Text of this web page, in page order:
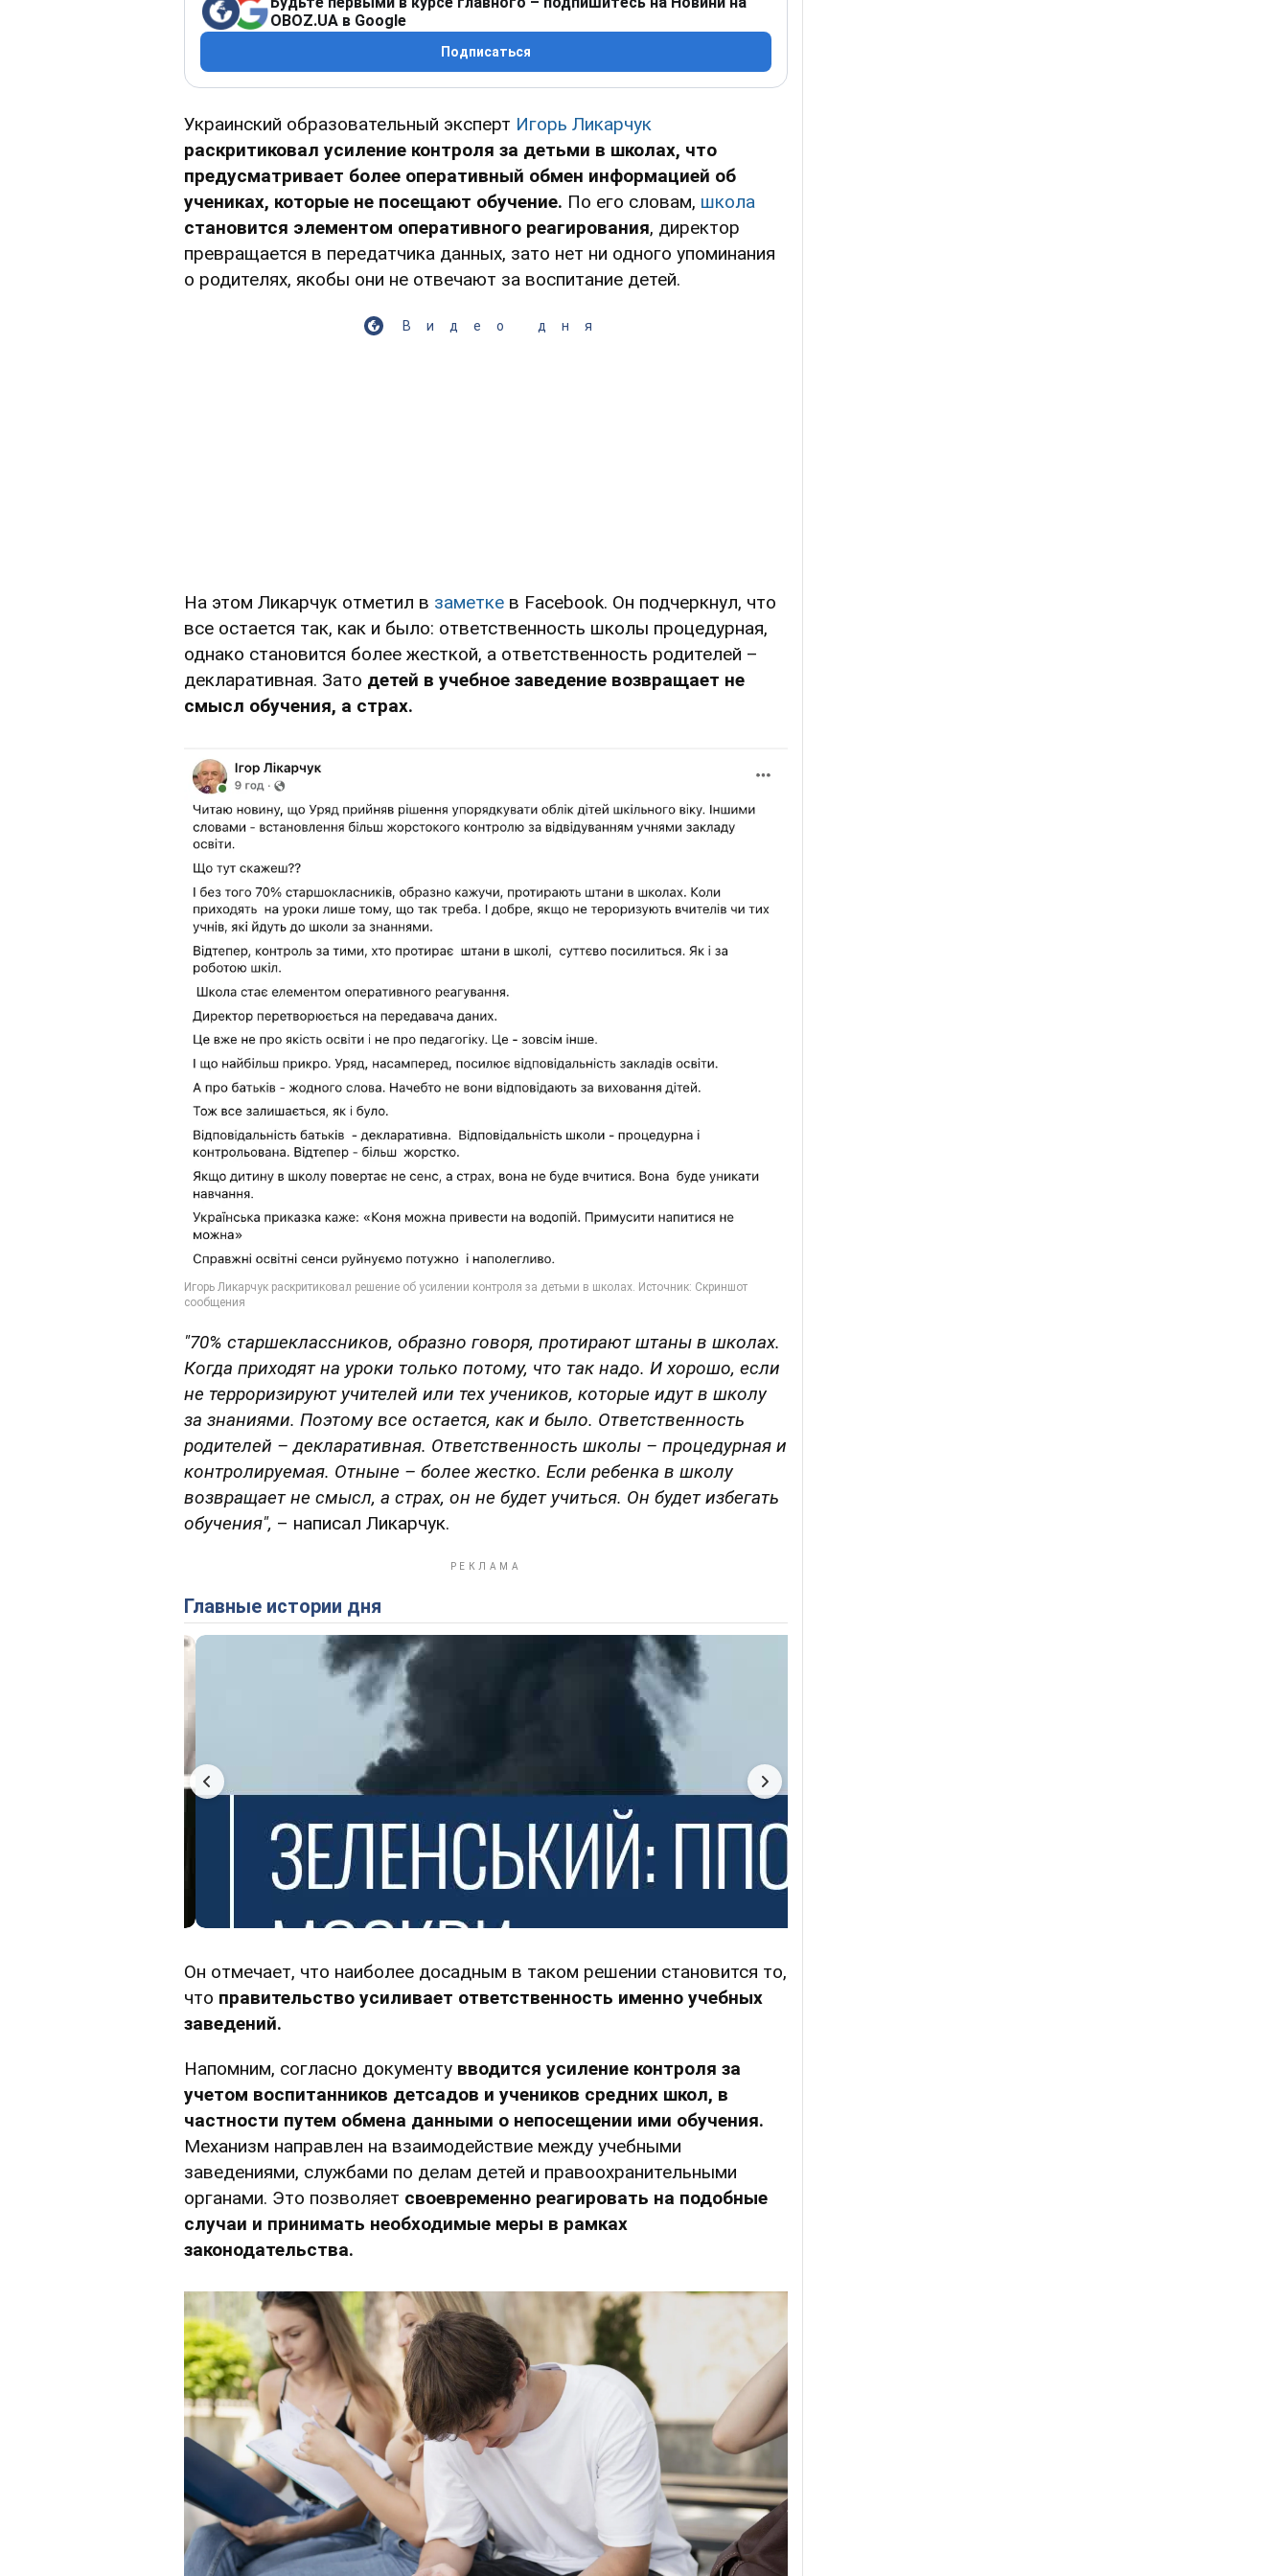
OBOZ.UA в Google
Подписаться
Украинский образовательный эксперт Игорь Ликарчук
раскритиковал усиление контроля за детьми в школах, что
предусматривает более оперативный обмен информацией об
учениках, которые не посещают обучение. По его словам, школа
становится элементом оперативного реагирования, директор
превращается в передатчика данных, зато нет ни одного упоминания
о родителях, якобы они не отвечают за воспитание детей.
Видео дня
На этом Ликарчук отметил в заметке в Facebook. Он подчеркнул, что
все остается так, как и было: ответственность школы процедурная,
однако становится более жесткой, а ответственность родителей –
декларативная. Зато детей в учебное заведение возвращает не
смысл обучения, а страх.
"70% старшеклассников, образно говоря, протирают штаны в школах.
Когда приходят на уроки только потому, что так надо. И хорошо, если
не терроризируют учителей или тех учеников, которые идут в школу
за знаниями. Поэтому все остается, как и было. Ответственность
родителей – декларативная. Ответственность школы – процедурная и
контролируемая. Отныне – более жестко. Если ребенка в школу
возвращает не смысл, а страх, он не будет учиться. Он будет избегать
обучения", – написал Ликарчук.
Главные истории дня
Он отмечает, что наиболее досадным в таком решении становится то,
что правительство усиливает ответственность именно учебных
заведений.
Напомним, согласно документу вводится усиление контроля за
учетом воспитанников детсадов и учеников средних школ, в
частности путем обмена данными о непосещении ими обучения.
Механизм направлен на взаимодействие между учебными
заведениями, службами по делам детей и правоохранительными
органами. Это позволяет своевременно реагировать на подобные
случаи и принимать необходимые меры в рамках
законодательства.